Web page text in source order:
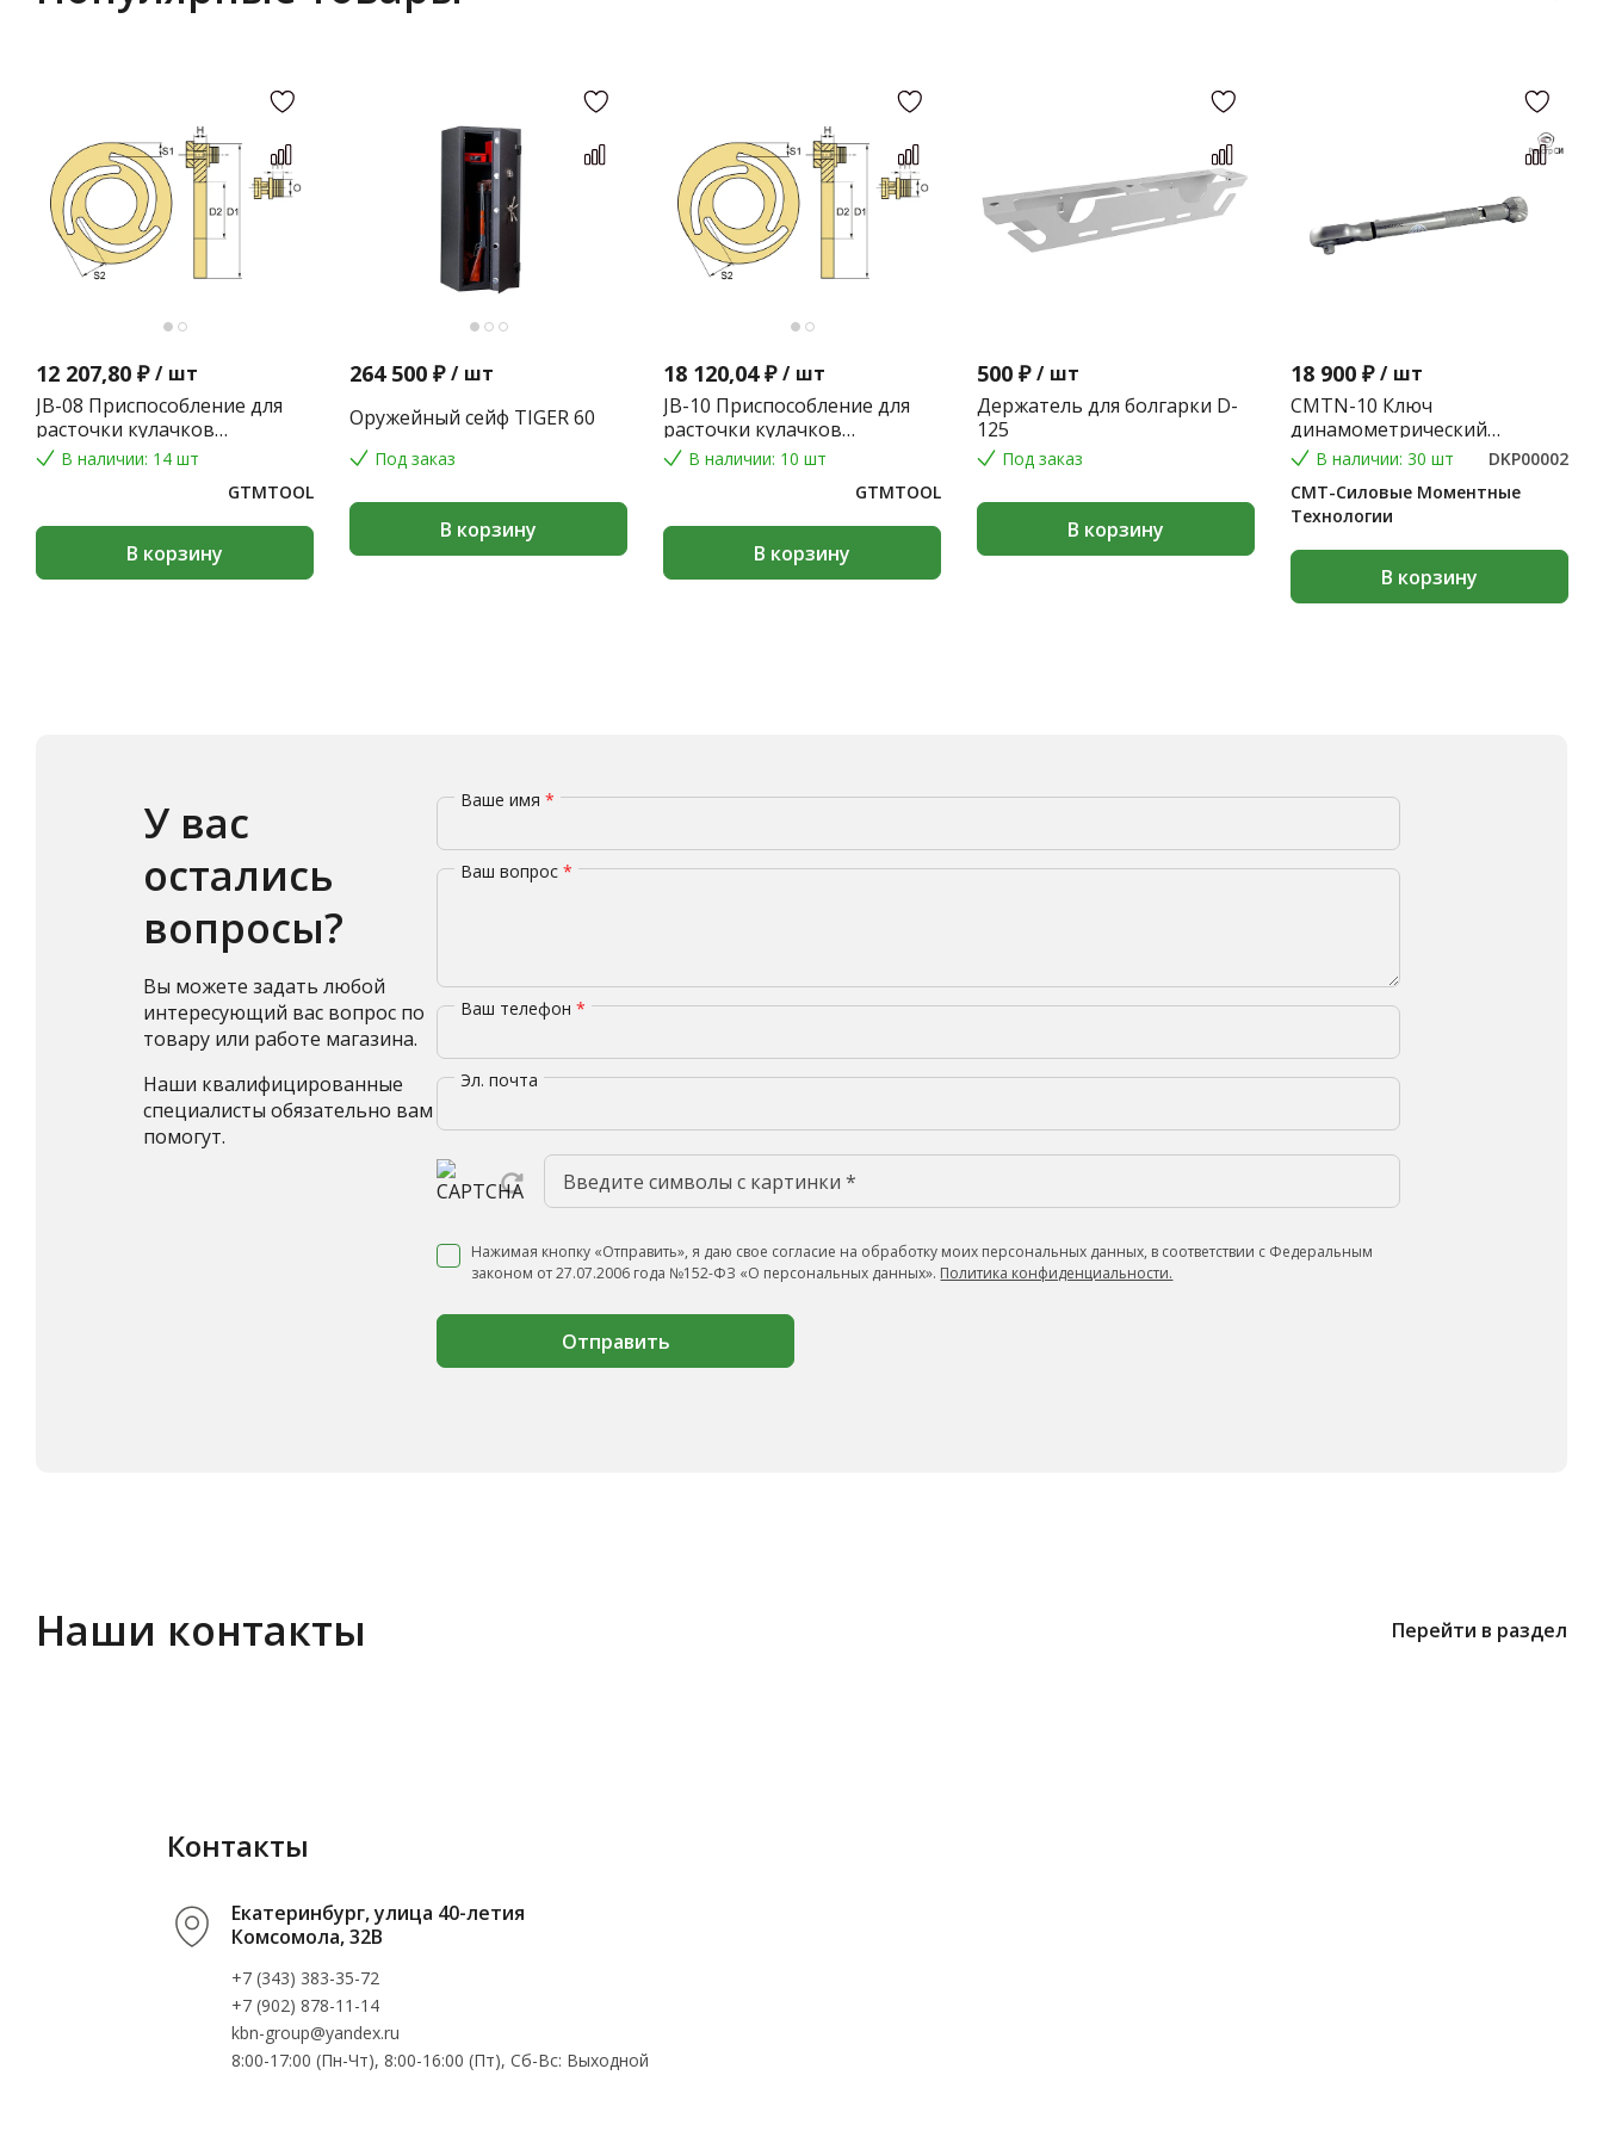
12 207,80 ₽ / шт
JB-08 Приспособление для
расточки кулачков
токарного патрона
В наличии: 14 шт
GTMTOOL
В корзину
264 500 ₽ / шт
Оружейный сейф TIGER 60
Под заказ
В корзину
18 120,04 ₽ / шт
JB-10 Приспособление для
расточки кулачков
токарного патрона
В наличии: 10 шт
GTMTOOL
В корзину
500 ₽ / шт
Держатель для болгарки D-
125
Под заказ
В корзину
18 900 ₽ / шт
CMTN-10 Ключ
динамометрический
предельного типа 2-10 Nm.
кг
В наличии: 30 шт
DKP00002
СМТ-Силовые Моментные
Технологии
В корзину
У вас
остались
вопросы?
Вы можете задать любой
интересующий вас вопрос по
товару или работе магазина.
Наши квалифицированные
специалисты обязательно вам
помогут.
Ваше имя*
Ваш вопрос*
Ваш телефон*
Эл. почта
Нажимая кнопку «Отправить», я даю свое согласие на обработку моих персональных данных, в соответствии с Федеральным
законом от 27.07.2006 года №152-ФЗ «О персональных данных». Политика конфиденциальности.
Отправить
Наши контакты Перейти в раздел
Контакты
Екатеринбург, улица 40-летия
Комсомола, 32В
+7 (343) 383-35-72
+7 (902) 878-11-14
kbn-group@yandex.ru
8:00-17:00 (Пн-Чт), 8:00-16:00 (Пт), Cб-Вс: Выходной